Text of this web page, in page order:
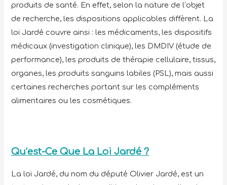
produits de santé. En effet, selon la nature de l’objet
de recherche, les dispositions applicables diffèrent. La
loi Jardé couvre ainsi : les médicaments, les dispositifs
médicaux (investigation clinique), les DMDIV (étude de
performance), les produits de thérapie cellulaire, tissus,
organes, les produits sanguins labiles (PSL), mais aussi
certaines recherches portant sur les compléments
alimentaires ou les cosmétiques.
Qu’est-Ce Que La Loi Jardé ?
La loi Jardé, du nom du député Olivier Jardé, est un